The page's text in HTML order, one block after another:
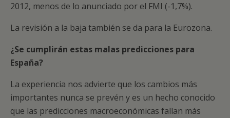
2012, menos de lo anunciado por el FMI (-1,7%).
La revisión a la baja también se da para la Eurozona.
¿Se cumplirán estas malas predicciones para
España?
La experiencia nos advierte que los cambios más
importantes nunca se prevén y es un hecho conocido
que las predicciones macroeconómicas fallan más